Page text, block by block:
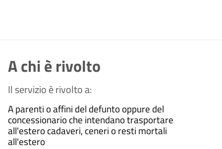
A chi è rivolto
Il servizio è rivolto a:
A parenti o affini del defunto oppure del
concessionario che intendano trasportare
all'estero cadaveri, ceneri o resti mortali
all'estero